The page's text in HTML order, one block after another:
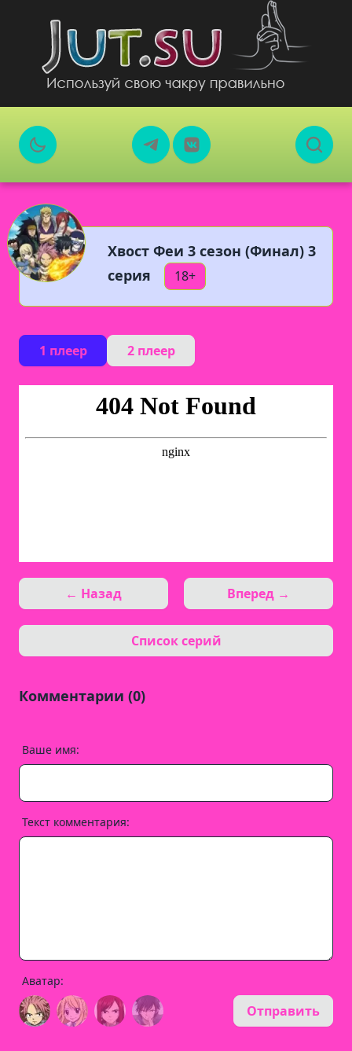
Хвост Феи 3 сезон (Финал) 3
серия
18+
1 плеер 2 плеер
← Назад
Список серий
Вперед →
Комментарии (0)
Ваше имя:
Текст комментария:
Аватар:
Отправить